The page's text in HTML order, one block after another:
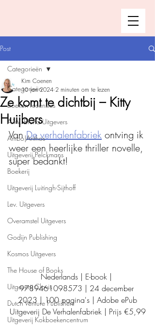
Post
Categorieën
Boeken recensies
A.W. Bruna Uitgevers
Ambo|Anthos
Uitgeverij Pelckmans
Boekerij
Uitgeverij Luitingh-Sijthoff
Lev. Uitgevers
Overamstel Uitgevers
Godijn Publishing
Kosmos Uitgevers
The House of Books
Uitgeverij Clavis
Dutch Venture Publishers
Uitgeverij Kokboekencentrum
Categorieën
Ze komt te dichtbij – Kitty
Huijbers
Kim Coenen
10 jan 2024 2 minuten om te lezen
Van De verhalenfabriek ontving ik
weer een heerlijke thriller novelle,
super bedankt!
Nederlands | E-book |
9789461098573 | 24 december
2023 | 100 pagina's | Adobe ePub
Uitgeverij De Verhalenfabriek | Prijs €5,99